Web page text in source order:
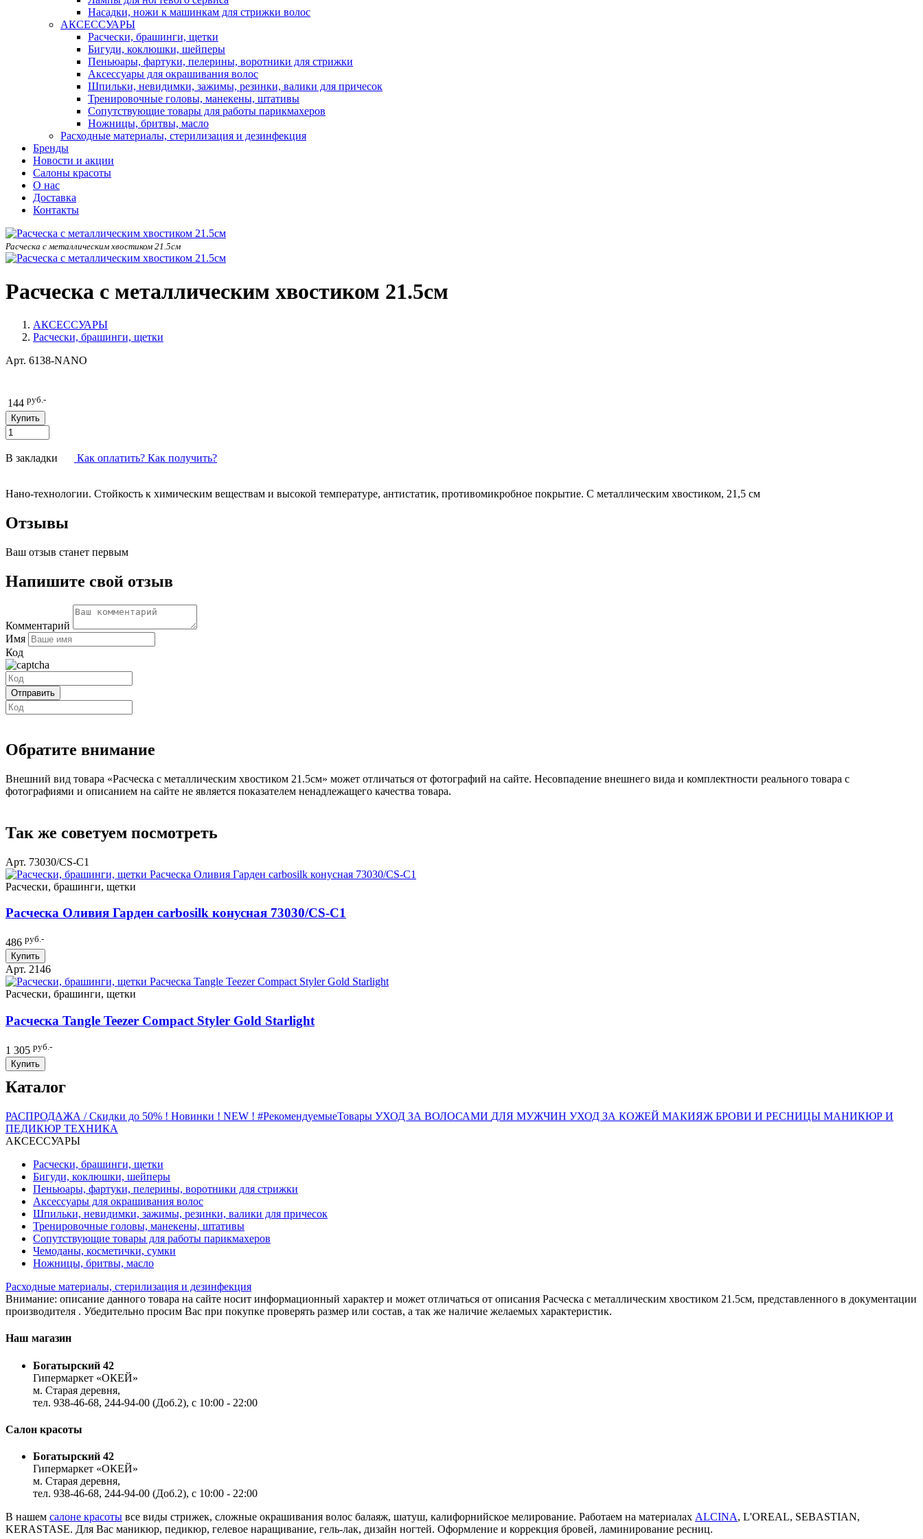
Насадки, ножи к машинкам для стрижки волос
АКСЕССУАРЫ
Расчески, брашинги, щетки
Бигуди, коклюшки, шейперы
Пеньюары, фартуки, пелерины, воротники для стрижки
Аксессуары для окрашивания волос
Шпильки, невидимки, зажимы, резинки, валики для причесок
Тренировочные головы, манекены, штативы
Сопутствующие товары для работы парикмахеров
Ножницы, бритвы, масло
Расходные материалы, стерилизация и дезинфекция
Бренды
Новости и акции
Салоны красоты
О нас
Доставка
Контакты
Расческа с металлическим хвостиком 21.5см
Расческа с металлическим хвостиком 21.5см
АКСЕССУАРЫ
Расчески, брашинги, щетки
Арт. 6138-NANO
144 руб.-
В закладки Как оплатить? Как получить?
Нано-технологии. Стойкость к химическим веществам и высокой температуре, антистатик, противомикробное покрытие. С металлическим хвостиком, 21,5 см
Отзывы
Ваш отзыв станет первым
Напишите свой отзыв
Комментарий
Имя
Код
Обратите внимание
Внешний вид товара «Расческа с металлическим хвостиком 21.5см» может отличаться от фотографий на сайте. Несовпадение внешнего вида и комплектности реального товара с
фотографиями и описанием на сайте не является показателем ненадлежащего качества товара.
Так же советуем посмотреть
Арт. 73030/СS-C1
Расчески, брашинги, щетки
Расческа Оливия Гарден carbosilk конусная 73030/СS-C1
486 руб.-
Купить
Арт. 2146
Расчески, брашинги, щетки
Расческа Tangle Teezer Compact Styler Gold Starlight
1 305 руб.-
Купить
Каталог
РАСПРОДАЖА / Скидки до 50% ! Новинки ! NEW ! #РекомендуемыеТовары УХОД ЗА ВОЛОСАМИ ДЛЯ МУЖЧИН УХОД ЗА КОЖЕЙ МАКИЯЖ БРОВИ И РЕСНИЦЫ МАНИКЮР И
ПЕДИКЮР ТЕХНИКА
АКСЕССУАРЫ
Расчески, брашинги, щетки
Бигуди, коклюшки, шейперы
Пеньюары, фартуки, пелерины, воротники для стрижки
Аксессуары для окрашивания волос
Шпильки, невидимки, зажимы, резинки, валики для причесок
Тренировочные головы, манекены, штативы
Сопутствующие товары для работы парикмахеров
Чемоданы, косметички, сумки
Ножницы, бритвы, масло
Расходные материалы, стерилизация и дезинфекция
Внимание: описание данного товара на сайте носит информационный характер и может отличаться от описания Расческа с металлическим хвостиком 21.5см, представленного в документации
производителя . Убедительно просим Вас при покупке проверять размер или состав, а так же наличие желаемых характеристик.
Наш магазин
Богатырский 42
Гипермаркет «ОКЕЙ»
м. Старая деревня,
тел. 938-46-68, 244-94-00 (Доб.2), c 10:00 - 22:00
Салон красоты
Богатырский 42
Гипермаркет «ОКЕЙ»
м. Старая деревня,
тел. 938-46-68, 244-94-00 (Доб.2), c 10:00 - 22:00
В нашем салоне красоты все виды стрижек, сложные окрашивания волос балаяж, шатуш, калифорнийское мелирование. Работаем на материалах ALCINA, L'OREAL, SEBASTIAN,
KERASTASE. Для Вас маникюр, педикюр, гелевое наращивание, гель-лак, дизайн ногтей. Оформление и коррекция бровей, ламинирование ресниц.